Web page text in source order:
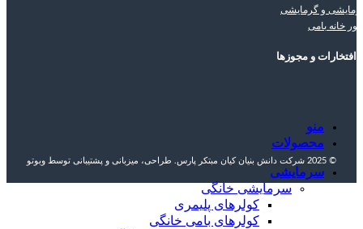
و گرمایشی
خانه بامی
افتخارات و مجوزها
© 2025 شرکت دانش بنیان کیان مبتکر پارس. طراحی، میزبانی و پشتیبانی توسط وبوتو
منو
محصولات
سرمایشی
سرمایشی خانگی
کولرهای پلیمری
کولرهای بامی خانگی